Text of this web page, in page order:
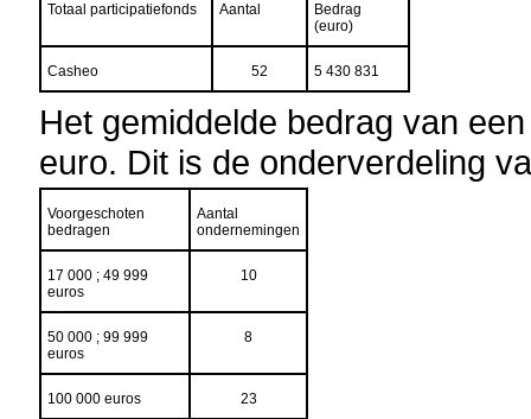
Totaal participatiefonds Aantal
Bedrag
(euro)
Casheo 52 5 430 831
Het gemiddelde bedrag van
euro. Dit is de onderverdeling
Voorgeschoten
bedragen
Aantal
ondernemingen
17 000 ; 49 999
euros
10
50 000 ; 99 999
euros
8
100 000 euros 23